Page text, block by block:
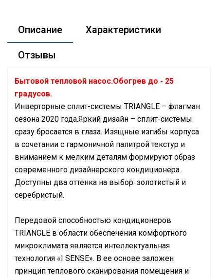
Описание Характеристики
Отзывы
Бытовой тепловой насос.Обогрев до - 25
градусов.
Инверторные сплит-системы TRIANGLE – флагман
сезона 2020 года.Яркий дизайн – сплит-системы
сразу бросается в глаза. Изящные изгибы корпуса
в сочетании с гармоничной палитрой текстур и
вниманием к мелким деталям формируют образ
современного дизайнерского кондиционера.
Доступны два оттенка на выбор: золотистый и
серебристый.
Передовой способностью кондиционеров
TRIANGLE в области обеспечения комфортного
микроклимата является интеллектуальная
технология «I SENSE». В ее основе заложен
принцип теплового сканирования помещения и